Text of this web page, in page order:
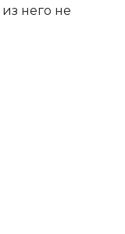
него не